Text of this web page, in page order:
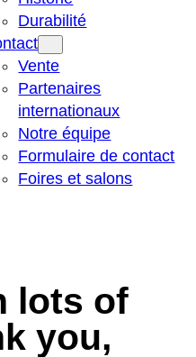
Durabilité
Vente
Partenaires
internationaux
Notre équipe
Formulaire de contact
Foires et salons
lots of
you,